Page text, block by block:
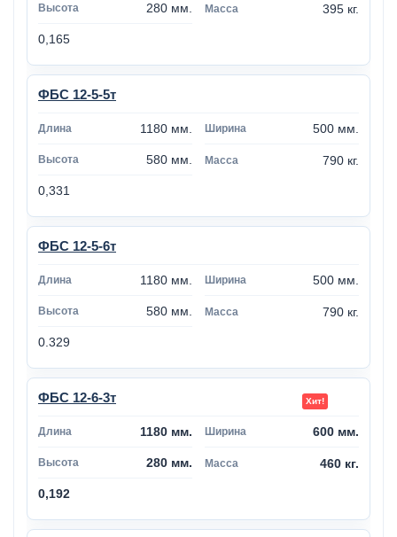
280 мм. 395 кг.
0,165
ФБС 12-5-5т
1180 мм. 500 мм.
580 мм. 790 кг.
0,331
ФБС 12-5-6т
1180 мм. 500 мм.
580 мм. 790 кг.
0.329
ФБС 12-6-3т
1180 мм. 600 мм.
280 мм. 460 кг.
0,192